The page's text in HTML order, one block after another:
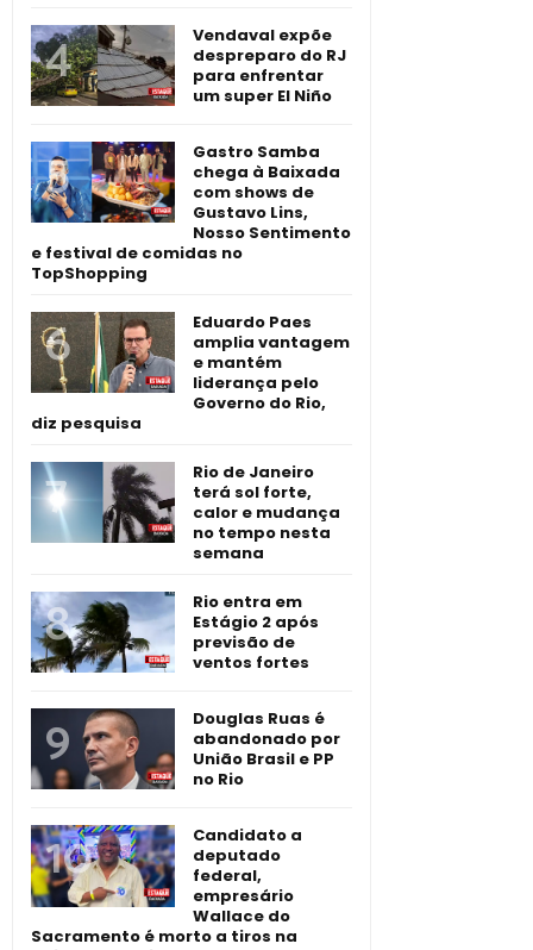
Vendaval expõe
despreparo do RJ
para enfrentar
um super El Niño
Gastro Samba
chega à Baixada
com shows de
Gustavo Lins,
Nosso Sentimento
e festival de comidas no
TopShopping
Eduardo Paes
amplia vantagem
e mantém
liderança pelo
Governo do Rio,
diz pesquisa
Rio de Janeiro
terá sol forte,
calor e mudança
no tempo nesta
semana
Rio entra em
Estágio 2 após
previsão de
ventos fortes
Douglas Ruas é
abandonado por
União Brasil e PP
no Rio
Candidato a
deputado
federal,
empresário
Wallace do
Sacramento é morto a tiros na